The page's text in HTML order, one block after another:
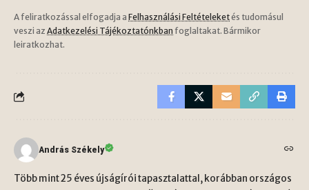
A feliratkozással elfogadja a Felhasználási Feltételeketés tudomásul
veszi az Adatkezelési Tájékoztatónkban foglaltakat. Bármikor
leiratkozhat.
András Székely
Több mint 25 éves újságírói tapasztalattal, korábban országos